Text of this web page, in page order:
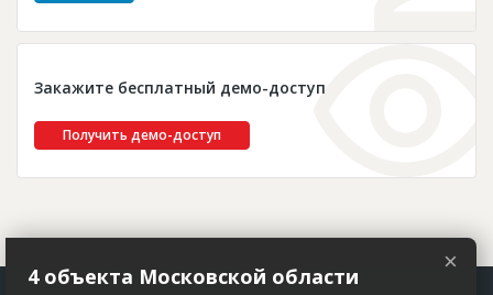
Закажите бесплатный демо-доступ
Получить демо-доступ
×
4 объекта Московской области